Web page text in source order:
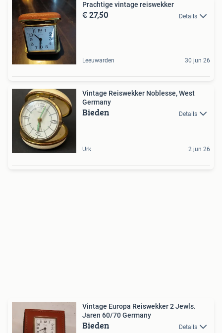
Prachtige vintage reiswekker
€ 27,50 Details
Leeuwarden 30 jun 26
Vintage Reiswekker Noblesse, West
Germany
Bieden Details
Urk 2 jun 26
Vintage Europa Reiswekker 2 Jewls.
Jaren 60/70 Germany
Bieden Details